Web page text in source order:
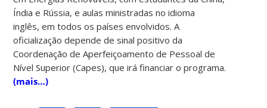
Índia e Rússia, e aulas ministradas no idioma
inglês, em todos os países envolvidos. A
oficialização depende de sinal positivo da
Coordenação de Aperfeiçoamento de Pessoal de
Nível Superior (Capes), que irá financiar o programa.
(mais…)